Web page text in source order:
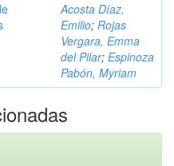
Acosta Díaz,
Emilio; Rojas
Vergara, Emma
del Pilar; Espinoza
Pabón, Myriam